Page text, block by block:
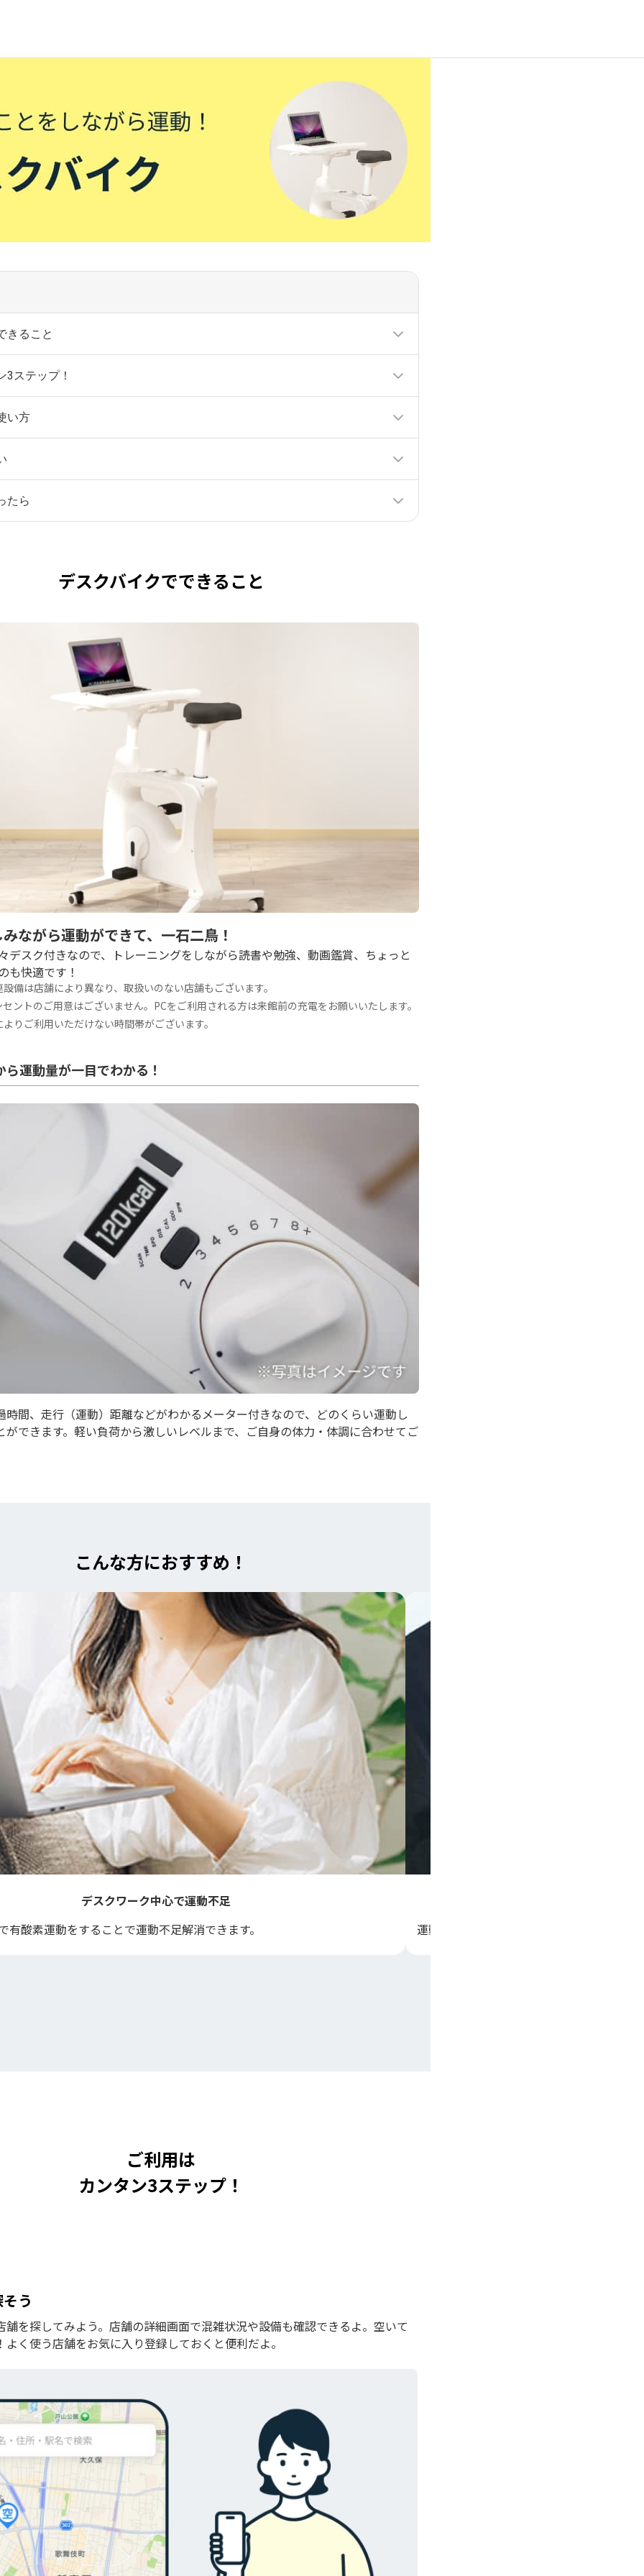
きること
3ステップ！
い方
たら
デスクバイクでできること
ながら運動ができて、一石二鳥！
デスク付きなので、トレーニングをしながら読書や勉強、動画鑑賞、ちょっと
も快適です！
備は店舗により異なり、取扱いのない店舗もございます。
ントのご用意はございません。PCをご利用される方は来館前の充電をお願いいたします。
りご利用いただけない時間帯がございます。
運動量が一目でわかる！
時間、走行（運動）距離などがわかるメーター付きなので、どのくらい運動し
ができます。軽い負荷から激しいレベルまで、ご自身の体力・体調に合わせてご
こんな方におすすめ！
デスクワーク中心で運動不足
有酸素運動をすることで運動不足解消できます。
運動しながら勉強・仕事をして気分転換！
ご利用は
カンタン3ステップ！
う
舗を探してみよう。店舗の詳細画面で混雑状況や設備も確認できるよ。空いて
く使う店舗をお気に入り登録しておくと便利だよ。